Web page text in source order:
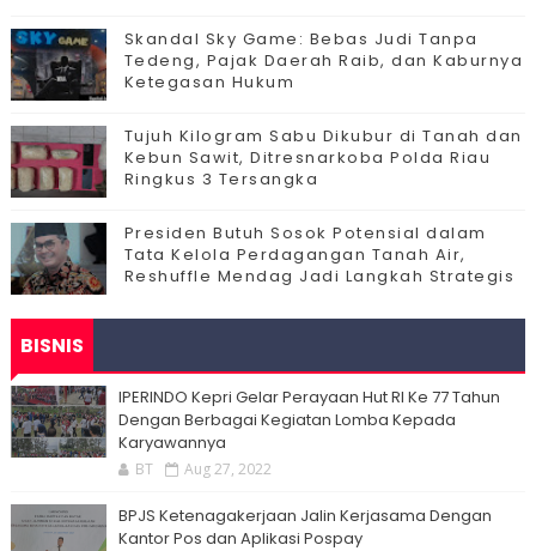
Skandal Sky Game: Bebas Judi Tanpa
Tedeng, Pajak Daerah Raib, dan Kaburnya
Ketegasan Hukum
Tujuh Kilogram Sabu Dikubur di Tanah dan
Kebun Sawit, Ditresnarkoba Polda Riau
Ringkus 3 Tersangka
Presiden Butuh Sosok Potensial dalam
Tata Kelola Perdagangan Tanah Air,
Reshuffle Mendag Jadi Langkah Strategis
BISNIS
IPERINDO Kepri Gelar Perayaan Hut RI Ke 77 Tahun
Dengan Berbagai Kegiatan Lomba Kepada
Karyawannya
BT Aug 27, 2022
BPJS Ketenagakerjaan Jalin Kerjasama Dengan
Kantor Pos dan Aplikasi Pospay